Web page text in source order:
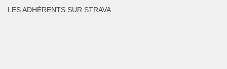
LES ADHÉRENTS SUR STRAVA